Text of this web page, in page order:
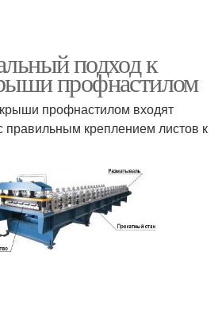
подход к
профнастилом
профнастилом входят
правильным креплением листов к